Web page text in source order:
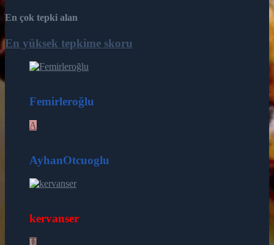
En çok tepki alan
En yüksek tepkime skoru
Femirleroğlu
A
AyhanOtcuoglu
kervanser
U